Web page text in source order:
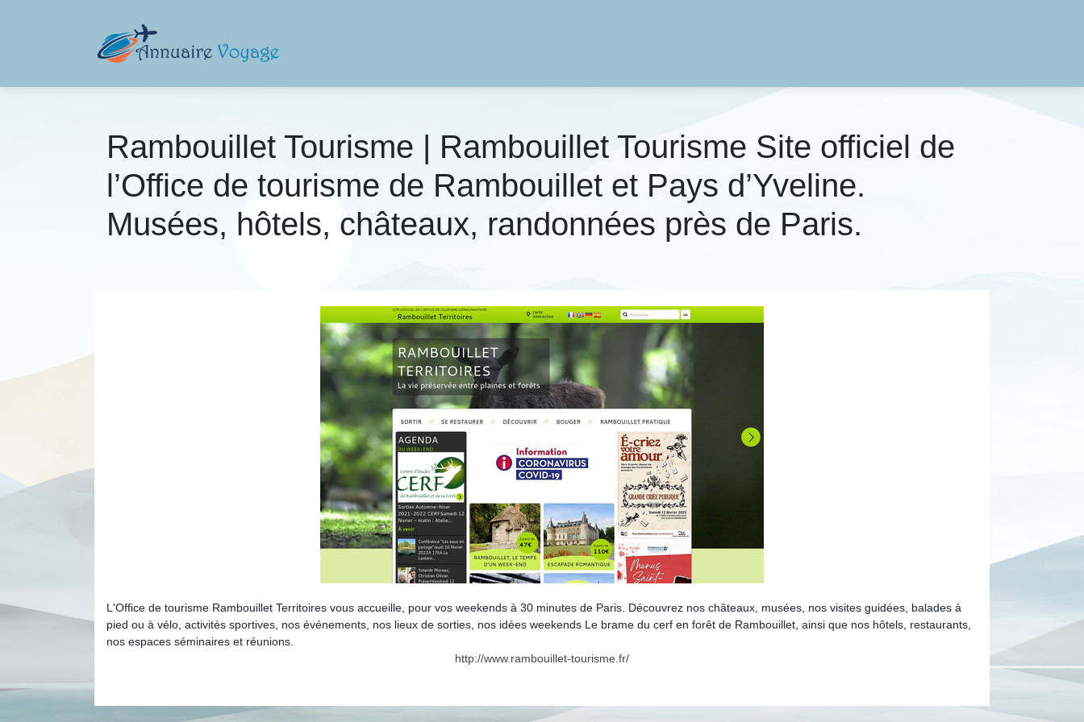
Rambouillet Tourisme | Rambouillet Tourisme Site officiel de
l’Office de tourisme de Rambouillet et Pays d’Yveline.
Musées, hôtels, châteaux, randonnées près de Paris.
L'Office de tourisme Rambouillet Territoires vous accueille, pour vos weekends à 30 minutes de Paris. Découvrez nos châteaux, musées, nos visites guidées, balades à
pied ou à vélo, activités sportives, nos événements, nos lieux de sorties, nos idées weekends Le brame du cerf en forêt de Rambouillet, ainsi que nos hôtels, restaurants,
nos espaces séminaires et réunions.
http://www.rambouillet-tourisme.fr/